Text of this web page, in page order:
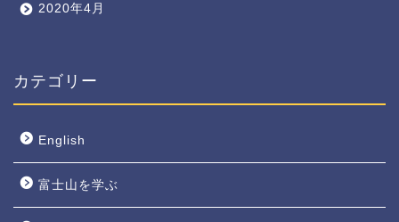
2020年4月
カテゴリー
English
富士山を学ぶ